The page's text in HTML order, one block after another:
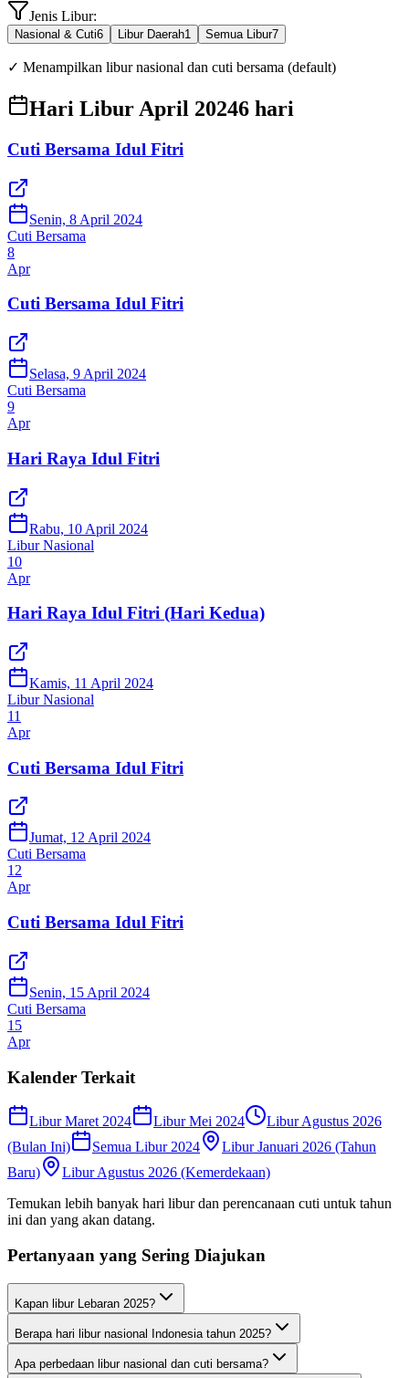
Jenis Libur:
Nasional & Cuti6 Libur Daerah1 Semua Libur7
✓ Menampilkan libur nasional dan cuti bersama (default)
Hari Libur April 20246 hari
Cuti Bersama Idul Fitri
Senin, 8 April 2024
Cuti Bersama
8
Apr
Cuti Bersama Idul Fitri
Selasa, 9 April 2024
Cuti Bersama
9
Apr
Hari Raya Idul Fitri
Rabu, 10 April 2024
Libur Nasional
10
Apr
Hari Raya Idul Fitri (Hari Kedua)
Kamis, 11 April 2024
Libur Nasional
11
Apr
Cuti Bersama Idul Fitri
Jumat, 12 April 2024
Cuti Bersama
12
Apr
Cuti Bersama Idul Fitri
Senin, 15 April 2024
Cuti Bersama
15
Apr
Kalender Terkait
Libur Maret 2024 Libur Mei 2024
Libur Agustus 2026
(Bulan Ini)
Semua Libur 2024
Libur Januari 2026 (Tahun
Baru)
Libur Agustus 2026 (Kemerdekaan)
Temukan lebih banyak hari libur dan perencanaan cuti untuk tahun
ini dan yang akan datang.
Pertanyaan yang Sering Diajukan
Kapan libur Lebaran 2025?
Berapa hari libur nasional Indonesia tahun 2025?
Apa perbedaan libur nasional dan cuti bersama?